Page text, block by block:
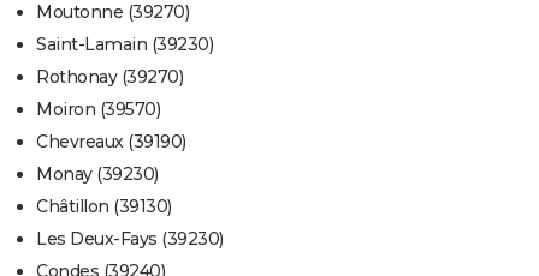
Moutonne (39270)
Saint-Lamain (39230)
Rothonay (39270)
Moiron (39570)
Chevreaux (39190)
Monay (39230)
Châtillon (39130)
Les Deux-Fays (39230)
Condes (39240)